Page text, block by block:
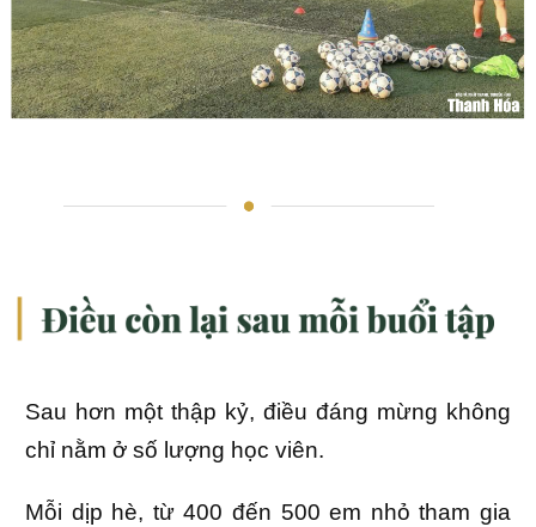
Sau hơn một thập kỷ, điều đáng mừng không
chỉ nằm ở số lượng học viên.
Mỗi dịp hè, từ 400 đến 500 em nhỏ tham gia